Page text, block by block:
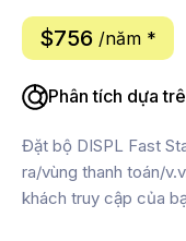
$756 /năm *
Phân tích dựa
Đặt bộ DISPL Fast
ra/vùng thanh toán/
khách truy cập của